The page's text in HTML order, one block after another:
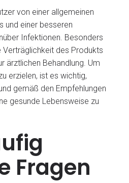
von einer allgemeinen
und einer besseren
Infektionen. Besonders
des Produkts
ärztlichen Behandlung. Um
erzielen, ist es wichtig,
gemäß den Empfehlungen
gesunde Lebensweise zu
Fragen